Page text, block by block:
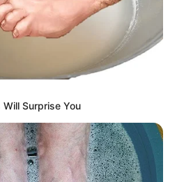
ser lembradas para
casamentos, chá
muito comum que os
Surprise You